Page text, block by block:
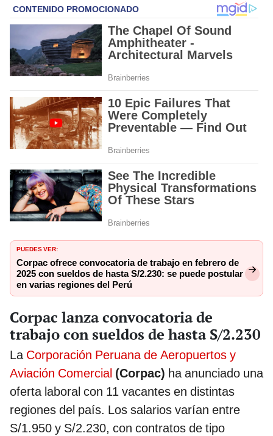
PUEDES VER:
Corpac ofrece convocatoria de trabajo en febrero de
2025 con sueldos de hasta S/2.230: se puede postular
en varias regiones del Perú
Corpac lanza convocatoria de
trabajo con sueldos de hasta S/2.230
La Corporación Peruana de Aeropuertos y
Aviación Comercial (Corpac) ha anunciado una
oferta laboral con 11 vacantes en distintas
regiones del país. Los salarios varían entre
S/1.950 y S/2.230, con contratos de tipo